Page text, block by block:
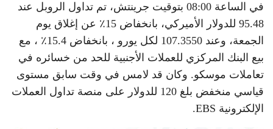
في الساعة 08:00 بتوقيت جرينتش، تم تداول الروبل عند
95.48 للدولار الأميركي، بانخفاض 15٪ عن إغلاق يوم
الجمعة، وعند 107.3550 لكل يورو ، بانخفاض 15.4٪ ، مع
بيع البنك المركزي للعملات الأجنبية للحد من خسائره في
تعاملات موسكو. وكان قد لامس في وقت سابق مستوى
قياسي منخفض بلغ 120 للدولار على منصة تداول العملات
الإلكترونية EBS.